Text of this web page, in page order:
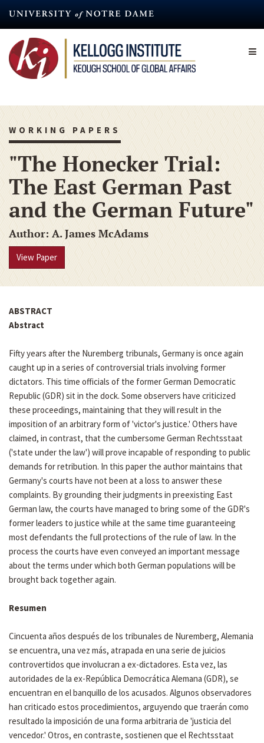
content
WORKING PAPERS
"The Honecker Trial:
The East German Past
and the German Future"
Author A. James McAdams
View Paper
ABSTRACT
Abstract
Fifty years after the Nuremberg tribunals, Germany is once again
caught up in a series of controversial trials involving former
dictators. This time officials of the former German Democratic
Republic (GDR) sit in the dock. Some observers have criticized
these proceedings, maintaining that they will result in the
imposition of an arbitrary form of 'victor's justice.' Others have
claimed, in contrast, that the cumbersome German Rechtsstaat
('state under the law') will prove incapable of responding to public
demands for retribution. In this paper the author maintains that
Germany's courts have not been at a loss to answer these
complaints. By grounding their judgments in preexisting East
German law, the courts have managed to bring some of the GDR's
former leaders to justice while at the same time guaranteeing
most defendants the full protections of the rule of law. In the
process the courts have even conveyed an important message
about the terms under which both German populations will be
brought back together again.
Resumen
Cincuenta años después de los tribunales de Nuremberg, Alemania
se encuentra, una vez más, atrapada en una serie de juicios
controvertidos que involucran a ex-dictadores. Esta vez, las
autoridades de la ex-República Democrática Alemana (GDR), se
encuentran en el banquillo de los acusados. Algunos observadores
han criticado estos procedimientos, arguyendo que traerán como
resultado la imposición de una forma arbitraria de 'justicia del
vencedor.' Otros, en contraste, sostienen que el Rechtsstaat